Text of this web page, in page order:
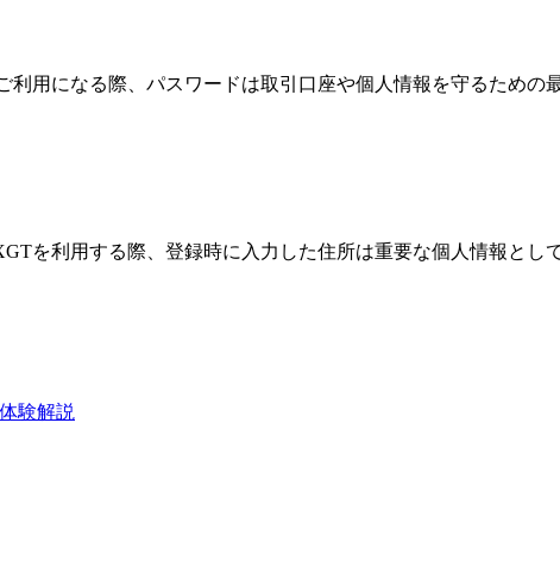
利用になる際、パスワードは取引口座や個人情報を守るため
を利用する際、登録時に入力した住所は重要な個人情報と
験解説